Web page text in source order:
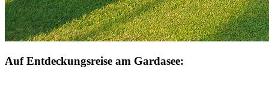
Auf Entdeckungsreise am Gardasee: